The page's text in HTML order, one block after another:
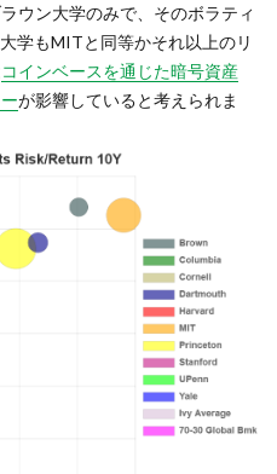
ウン大学のみで、そのボラティ
学もMITと同等かそれ以上のリ
コインベースを通じた暗号資産
が影響していると考えられま